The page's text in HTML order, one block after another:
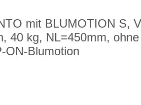
mit BLUMOTION S,
40 kg, NL=450mm, ohne
ON-Blumotion